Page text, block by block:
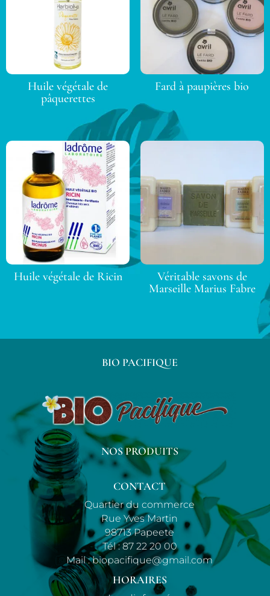
Huile végétale de
pâquerettes
Fard à paupières bio
Huile végétale de Ricin
Véritable savons de
Marseille Marius Fabre
BIO PACIFIQUE
NOS PRODUITS
CONTACT
Quartier du commerce
Rue Yves Martin
98713 Papeete
Tél :87 22 20 00
Mail :biopacifique@gmail.com
HORAIRES